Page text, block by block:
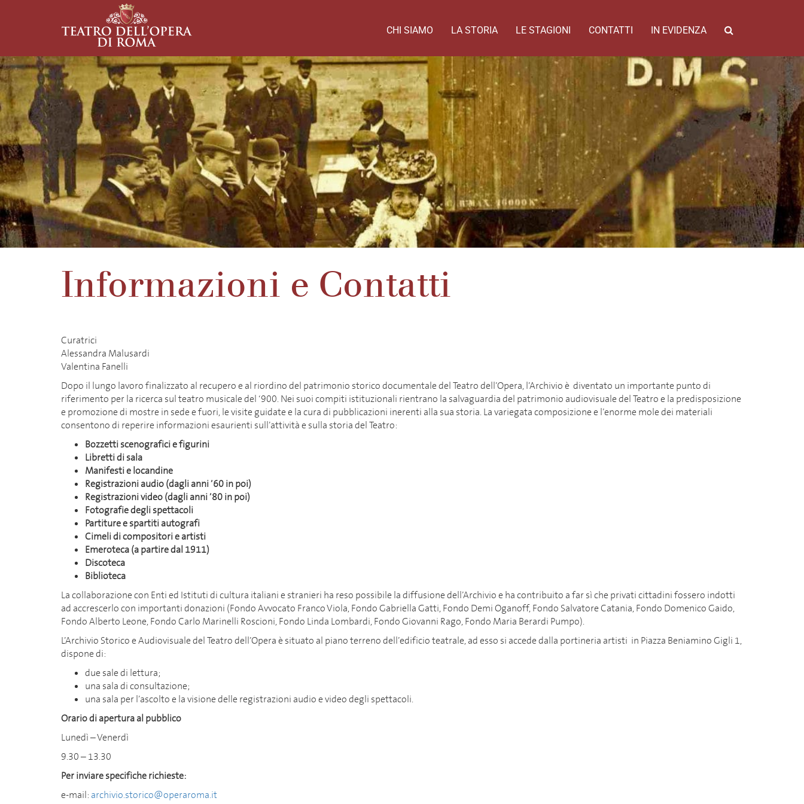
CHI SIAMO LA STORIA LE STAGIONI CONTATTI IN EVIDENZA
Informazioni e Contatti
Curatrici
Alessandra Malusardi
Valentina Fanelli
Dopo il lungo lavoro finalizzato al recupero e al riordino del patrimonio storico documentale del Teatro dell’Opera, l’Archivio è diventato un importante punto di
riferimento per la ricerca sul teatro musicale del ‘900. Nei suoi compiti istituzionali rientrano la salvaguardia del patrimonio audiovisuale del Teatro e la predisposizione
e promozione di mostre in sede e fuori, le visite guidate e la cura di pubblicazioni inerenti alla sua storia. La variegata composizione e l’enorme mole dei materiali
consentono di reperire informazioni esaurienti sull’attività e sulla storia del Teatro:
Bozzetti scenografici e figurini
Libretti di sala
Manifesti e locandine
Registrazioni audio (dagli anni ’60 in poi)
Registrazioni video (dagli anni ’80 in poi)
Fotografie degli spettacoli
Partiture e spartiti autografi
Cimeli di compositori e artisti
Emeroteca (a partire dal 1911)
Discoteca
Biblioteca
La collaborazione con Enti ed Istituti di cultura italiani e stranieri ha reso possibile la diffusione dell’Archivio e ha contribuito a far sì che privati cittadini fossero indotti
ad accrescerlo con importanti donazioni (Fondo Avvocato Franco Viola, Fondo Gabriella Gatti, Fondo Demi Oganoff, Fondo Salvatore Catania, Fondo Domenico Gaido,
Fondo Alberto Leone, Fondo Carlo Marinelli Roscioni, Fondo Linda Lombardi, Fondo Giovanni Rago, Fondo Maria Berardi Pumpo).
L’Archivio Storico e Audiovisuale del Teatro dell’Opera è situato al piano terreno dell’edificio teatrale, ad esso si accede dalla portineria artisti in Piazza Beniamino Gigli 1,
dispone di:
due sale di lettura;
una sala di consultazione;
una sala per l’ascolto e la visione delle registrazioni audio e video degli spettacoli.
Orario di apertura al pubblico
Lunedì – Venerdì
9.30 – 13.30
Per inviare specifiche richieste:
e-mail: archivio.storico@operaroma.it